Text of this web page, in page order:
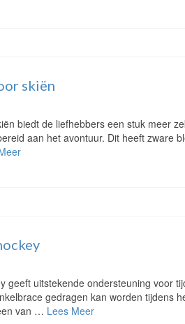
skiën
biedt de liefhebbers een stuk meer
aan het avontuur. Dit heeft zware
geeft uitstekende ondersteuning voor
gedragen kan worden tijdens
van … Lees Meer